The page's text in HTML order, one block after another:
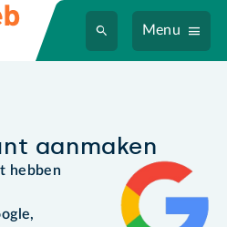
Menu
aanmaken
hebben